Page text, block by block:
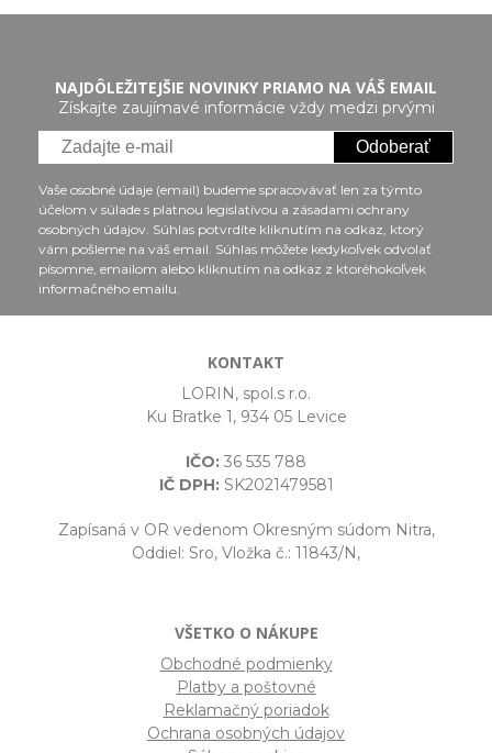
NAJDÔLEŽITEJŠIE NOVINKY PRIAMO NA VÁŠ EMAIL
Získajte zaujímavé informácie vždy medzi prvými
Odoberať
Vaše osobné údaje (email) budeme spracovávať len za týmto
účelom v súlade s platnou legislatívou a zásadami ochrany
osobných údajov. Súhlas potvrdíte kliknutím na odkaz, ktorý
vám pošleme na váš email. Súhlas môžete kedykoľvek odvolať
písomne, emailom alebo kliknutím na odkaz z ktoréhokoľvek
informačného emailu.
KONTAKT
LORIN, spol.s r.o.
Ku Bratke 1, 934 05 Levice
IČO: 36 535 788
IČ DPH:SK2021479581
Zapísaná v OR vedenom Okresným súdom Nitra,
Oddiel: Sro, Vložka č.: 11843/N,
VŠETKO O NÁKUPE
Obchodné podmienky
Platby a poštovné
Reklamačný poriadok
Ochrana osobných údajov